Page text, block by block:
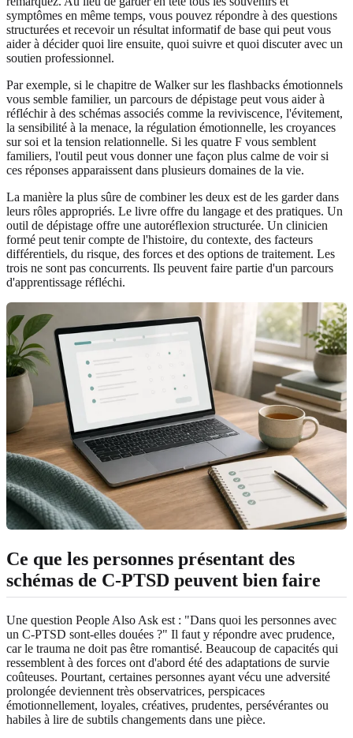
symptômes en même temps, vous pouvez répondre à des questions
structurées et recevoir un résultat informatif de base qui peut vous
aider à décider quoi lire ensuite, quoi suivre et quoi discuter avec un
soutien professionnel.
Par exemple, si le chapitre de Walker sur les flashbacks émotionnels
vous semble familier, un parcours de dépistage peut vous aider à
réfléchir à des schémas associés comme la reviviscence, l'évitement,
la sensibilité à la menace, la régulation émotionnelle, les croyances
sur soi et la tension relationnelle. Si les quatre F vous semblent
familiers, l'outil peut vous donner une façon plus calme de voir si
ces réponses apparaissent dans plusieurs domaines de la vie.
La manière la plus sûre de combiner les deux est de les garder dans
leurs rôles appropriés. Le livre offre du langage et des pratiques. Un
outil de dépistage offre une autoréflexion structurée. Un clinicien
formé peut tenir compte de l'histoire, du contexte, des facteurs
différentiels, du risque, des forces et des options de traitement. Les
trois ne sont pas concurrents. Ils peuvent faire partie d'un parcours
d'apprentissage réfléchi.
Ce que les personnes présentant des
schémas de C-PTSD peuvent bien faire
Une question People Also Ask est : "Dans quoi les personnes avec
un C-PTSD sont-elles douées ?" Il faut y répondre avec prudence,
car le trauma ne doit pas être romantisé. Beaucoup de capacités qui
ressemblent à des forces ont d'abord été des adaptations de survie
coûteuses. Pourtant, certaines personnes ayant vécu une adversité
prolongée deviennent très observatrices, perspicaces
émotionnellement, loyales, créatives, prudentes, persévérantes ou
habiles à lire de subtils changements dans une pièce.